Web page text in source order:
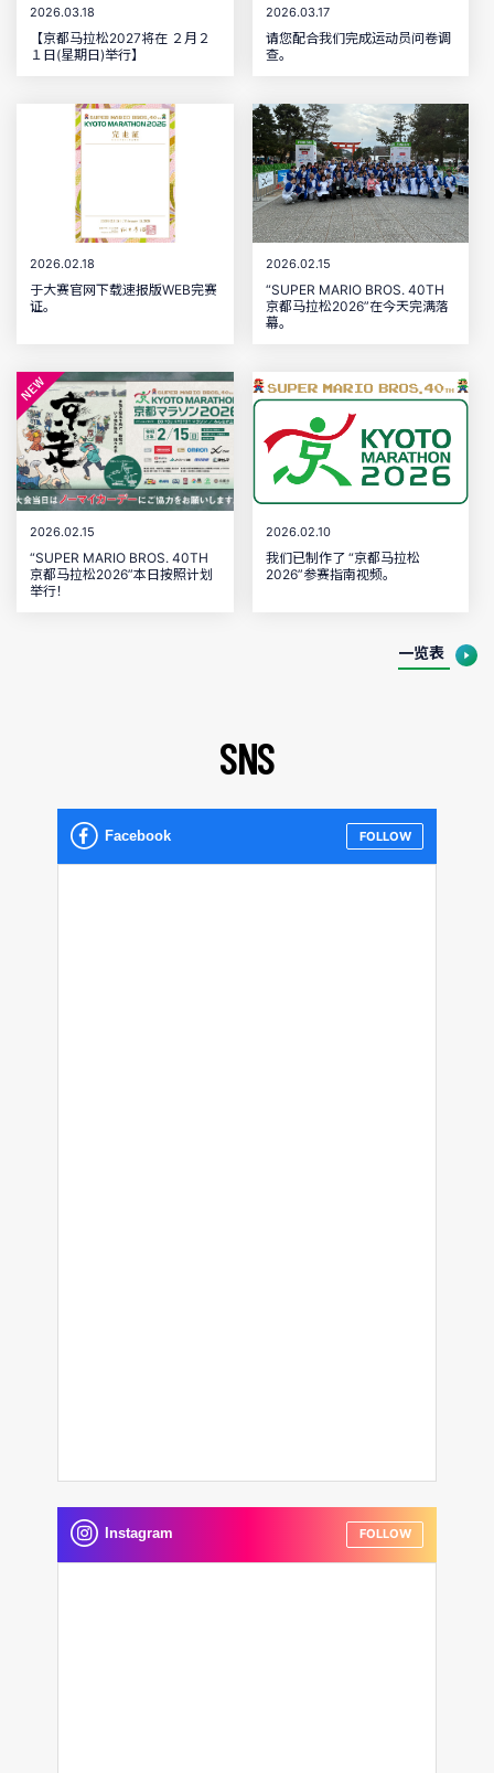
2026.03.18
【京都马拉松2027将在 ２月２
１日(星期日)举行】
2026.03.17
请您配合我们完成运动员问卷调
查。
2026.02.18
于大赛官网下载速报版WEB完赛
证。
2026.02.15
“SUPER MARIO BROS. 40TH
京都马拉松2026”在今天完满落
幕。
2026.02.15
“SUPER MARIO BROS. 40TH
京都马拉松2026”本日按照计划
举行！
2026.02.10
我们已制作了 “京都马拉松
2026”参赛指南视频。
一览表
SNS
Facebook FOLLOW
Instagram FOLLOW